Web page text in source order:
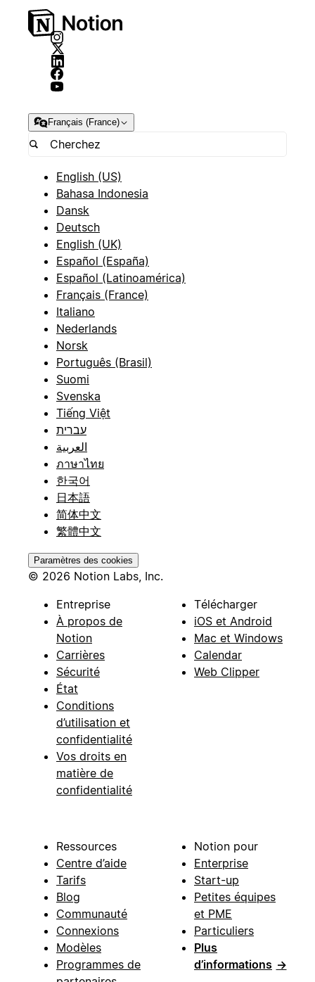
Français (France)
English (US)
Bahasa Indonesia
Dansk
Deutsch
English (UK)
Español (España)
Español (Latinoamérica)
Français (France)
Italiano
Nederlands
Norsk
Português (Brasil)
Suomi
Svenska
Tiếng Việt
עברית
العربية
ภาษาไทย
한국어
日本語
简体中文
繁體中文
Paramètres des cookies
© 2026 Notion Labs, Inc.
Entreprise
À propos de
Notion
Carrières
Sécurité
État
Conditions
d’utilisation et
confidentialité
Vos droits en
matière de
confidentialité
Télécharger
iOS et Android
Mac et Windows
Calendar
Web Clipper
Ressources
Centre d’aide
Tarifs
Blog
Communauté
Connexions
Modèles
Programmes de
Notion pour
Enterprise
Start-up
Petites équipes
et PME
Particuliers
Plus
d’informations →